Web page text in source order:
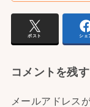
ポスト シェ
コメントを残す
メールアドレス